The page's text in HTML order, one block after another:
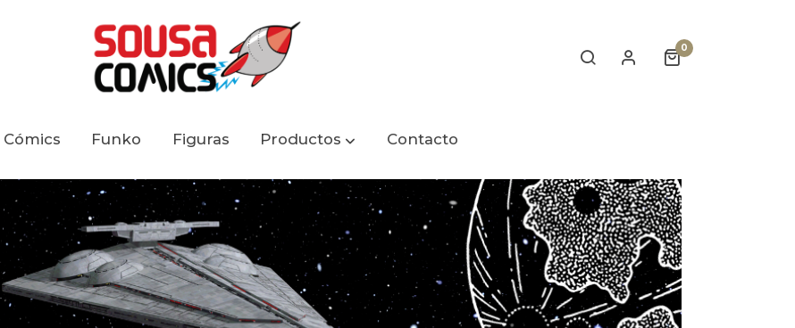
0
Cómics Funko Figuras Productos Contacto